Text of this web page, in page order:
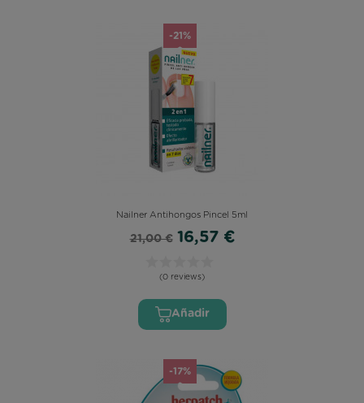
Nailner Antihongos Pincel 5ml
21,00 € 16,57 €
(0 reviews)
Añadir
-21%
-17%